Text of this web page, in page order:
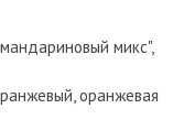
микс",
оранжевая